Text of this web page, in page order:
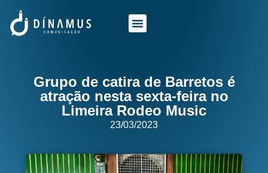
Grupo de catira de Barretos é
atração nesta sexta-feira no
Limeira Rodeo Music
23/03/2023